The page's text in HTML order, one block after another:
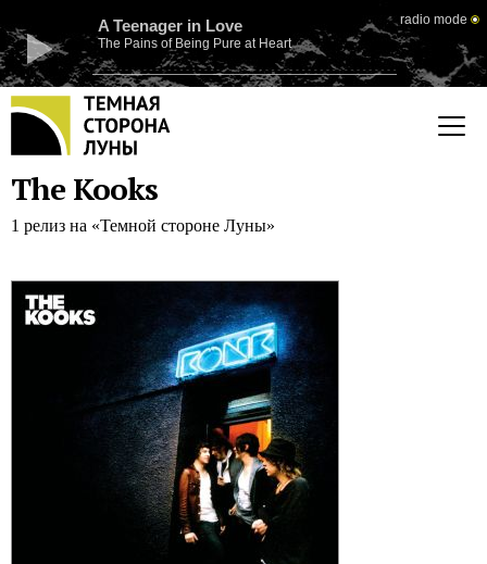
A Teenager in Love
The Pains of Being Pure at Heart
radio mode
The Kooks
1 релиз на «Темной стороне Луны»